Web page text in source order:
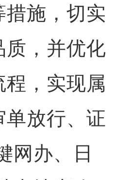
措施，切实
质，并优化
程，实现属
放行、证
网办、日